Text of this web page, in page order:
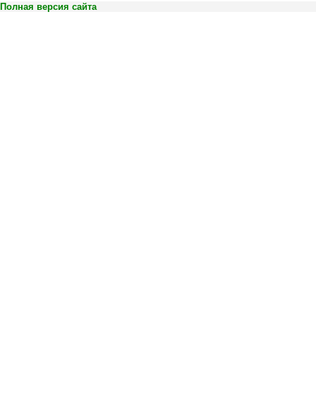
Полная версия сайта